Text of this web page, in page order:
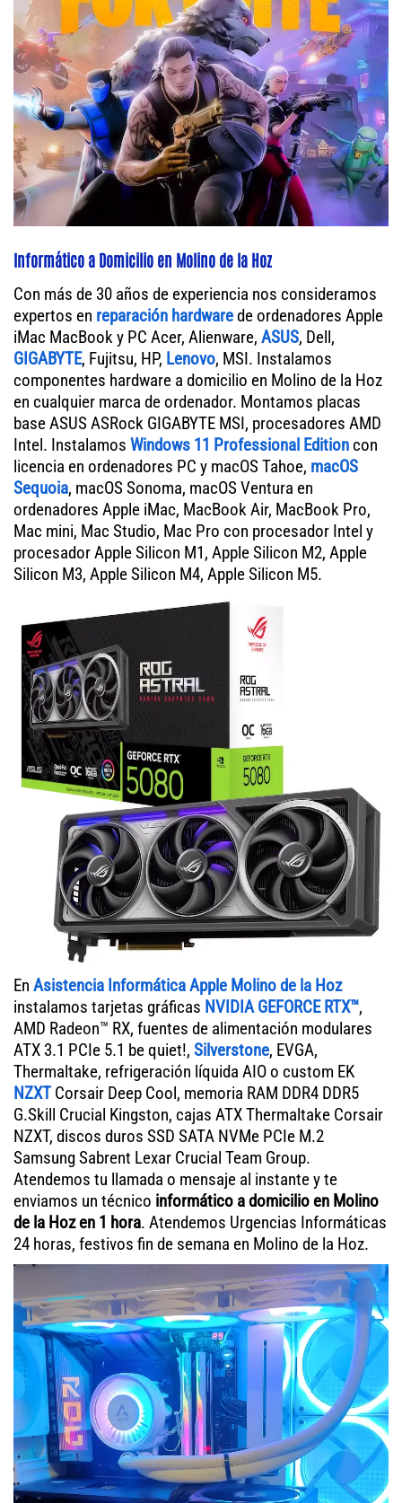
Informático a Domicilio en Molino de la Hoz
Con más de 30 años de experiencia nos consideramos
expertos en reparación hardwarede ordenadores Apple
iMac MacBook y PC Acer, Alienware, ASUS, Dell,
GIGABYTE, Fujitsu, HP, Lenovo, MSI. Instalamos
componentes hardware a domicilio en Molino de la Hoz
en cualquier marca de ordenador. Montamos placas
base ASUS ASRock GIGABYTE MSI, procesadores AMD
Intel. Instalamos Windows 11 Professional Edition con
licencia en ordenadores PC y macOS Tahoe, macOS
Sequoia, macOS Sonoma, macOS Ventura en
ordenadores Apple iMac, MacBook Air, MacBook Pro,
Mac mini, Mac Studio, Mac Pro con procesador Intel y
procesador Apple Silicon M1, Apple Silicon M2, Apple
Silicon M3, Apple Silicon M4, Apple Silicon M5.
En Asistencia Informática Apple Molino de la Hoz
instalamos tarjetas gráficas NVIDIA GEFORCE RTX™,
AMD Radeon™ RX, fuentes de alimentación modulares
ATX 3.1 PCIe 5.1 be quiet!, Silverstone, EVGA,
Thermaltake, refrigeración líquida AIO o custom EK
NZXTCorsair Deep Cool, memoria RAM DDR4 DDR5
G.Skill Crucial Kingston, cajas ATX Thermaltake Corsair
NZXT, discos duros SSD SATA NVMe PCIe M.2
Samsung Sabrent Lexar Crucial Team Group.
Atendemos tu llamada o mensaje al instante y te
enviamos un técnico informático a domicilio en Molino
de la Hoz en 1 hora. Atendemos Urgencias Informáticas
24 horas, festivos fin de semana en Molino de la Hoz.